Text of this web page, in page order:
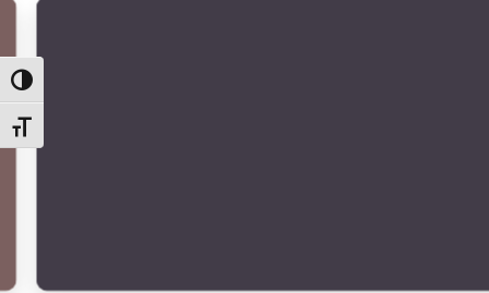
Alternar alto contraste
Alternar tamaño de letra